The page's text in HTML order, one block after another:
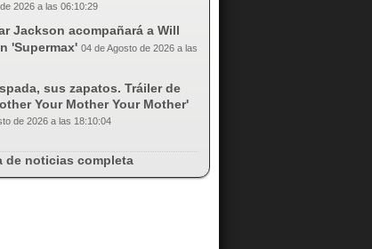
2026 a las 06:10:29
Jackson acompañará a Will
'Supermax' 04 de Agosto de 2026 a las
sus zapatos. Tráiler de
Your Mother Your Mother'
de 2026 a las 18:10:04
de noticias completa